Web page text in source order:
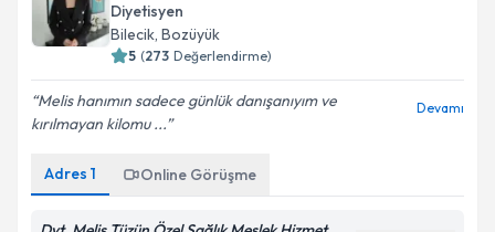
Diyetisyen
Bilecik, Bozüyük
5 (273 Değerlendirme)
Melis hanımın sadece günlük danışanıyım ve
kırılmayan kilomu ...
Devamı
Adres 1 Online Görüşme